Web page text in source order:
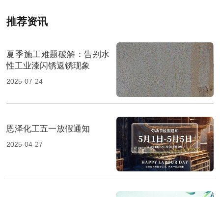
推荐资讯
夏季施工难题破解：告别水
性工业漆闪锈返锈现象
2025-07-24
恩泽化工五一放假通知
2025-04-27